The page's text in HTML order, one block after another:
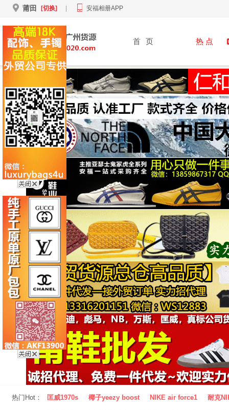
莆田 [切换] 安福相册APP
首 页 热 点
热门Hot： 匡威1970s 椰子yeezy boost NIKE air force1 耐克